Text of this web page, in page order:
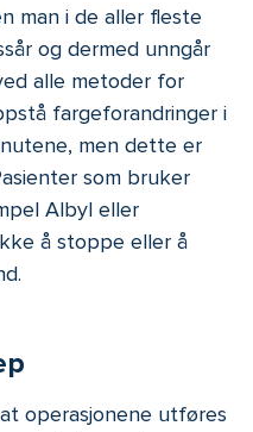
man i de aller fleste
og dermed unngår
alle metoder for
fargeforandringer i
men dette er
som bruker
Albyl eller
å stoppe eller å
operasjonene utføres